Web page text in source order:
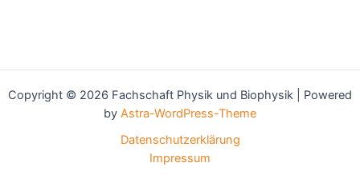
Copyright © 2026 Fachschaft Physik und Biophysik | Powered
by Astra-WordPress-Theme
Datenschutzerklärung
Impressum